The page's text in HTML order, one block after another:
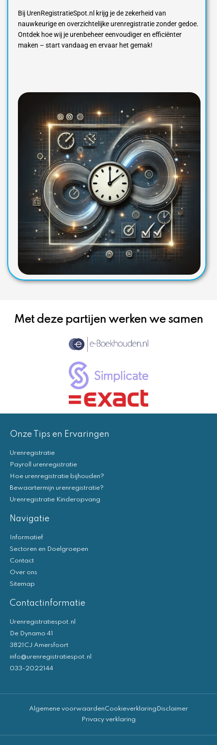
Bij UrenRegistratieSpot.nl krijg je de zekerheid van
nauwkeurige en overzichtelijke urenregistratie zonder gedoe.
Ontdek hoe wij je urenbeheer eenvoudiger en efficiënter
maken – start vandaag en ervaar het gemak!
Met deze partijen werken we samen
Onze Tips en Ervaringen
Urenregistratie
Payroll urenregistratie
Hoe urenregistratie bijhouden?
Bewaartermijn urenregistratie?
Urenregistratie Kinderopvang
Navigatie
Informatief
Sectoren en Doelgroepen
Contact
Over ons
Sitemap
Contactinformatie
Urenregistratiespot.nl
De Dynamo 41
3821CJ Amersfoort
info@urenregistratiespot.nl
033-2022144
Algemene voorwaardenCookieverklaring Disclaimer
Privacy verklaring